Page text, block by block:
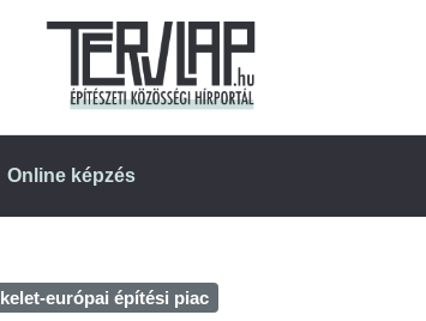
Online képzés
kelet-európai építési piac